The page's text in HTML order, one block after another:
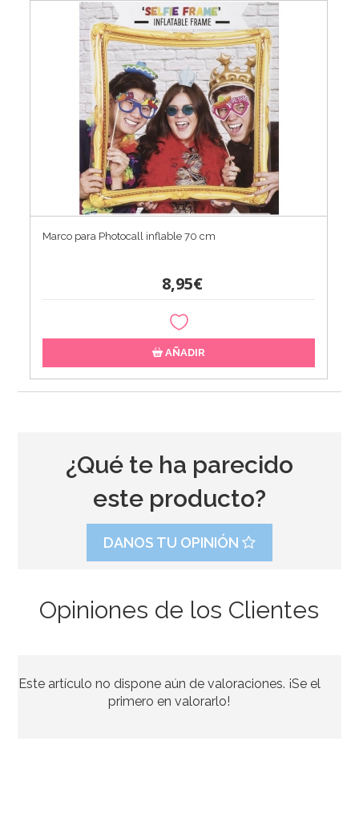
Marco para Photocall inflable 70 cm
8,95€
AÑADIR
8,95€ 7,96€
¿Qué te ha parecido
este producto?
DANOS TU OPINIÓN
Opiniones de los Clientes
Este artículo no dispone aún de valoraciones. ¡Se el
primero en valorarlo!